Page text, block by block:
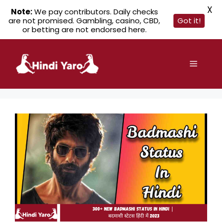
content
Menu
Note:We pay contributors. Daily checks
are not promised. Gambling, casino, CBD,
or betting are not endorsed here.
Got it!
X